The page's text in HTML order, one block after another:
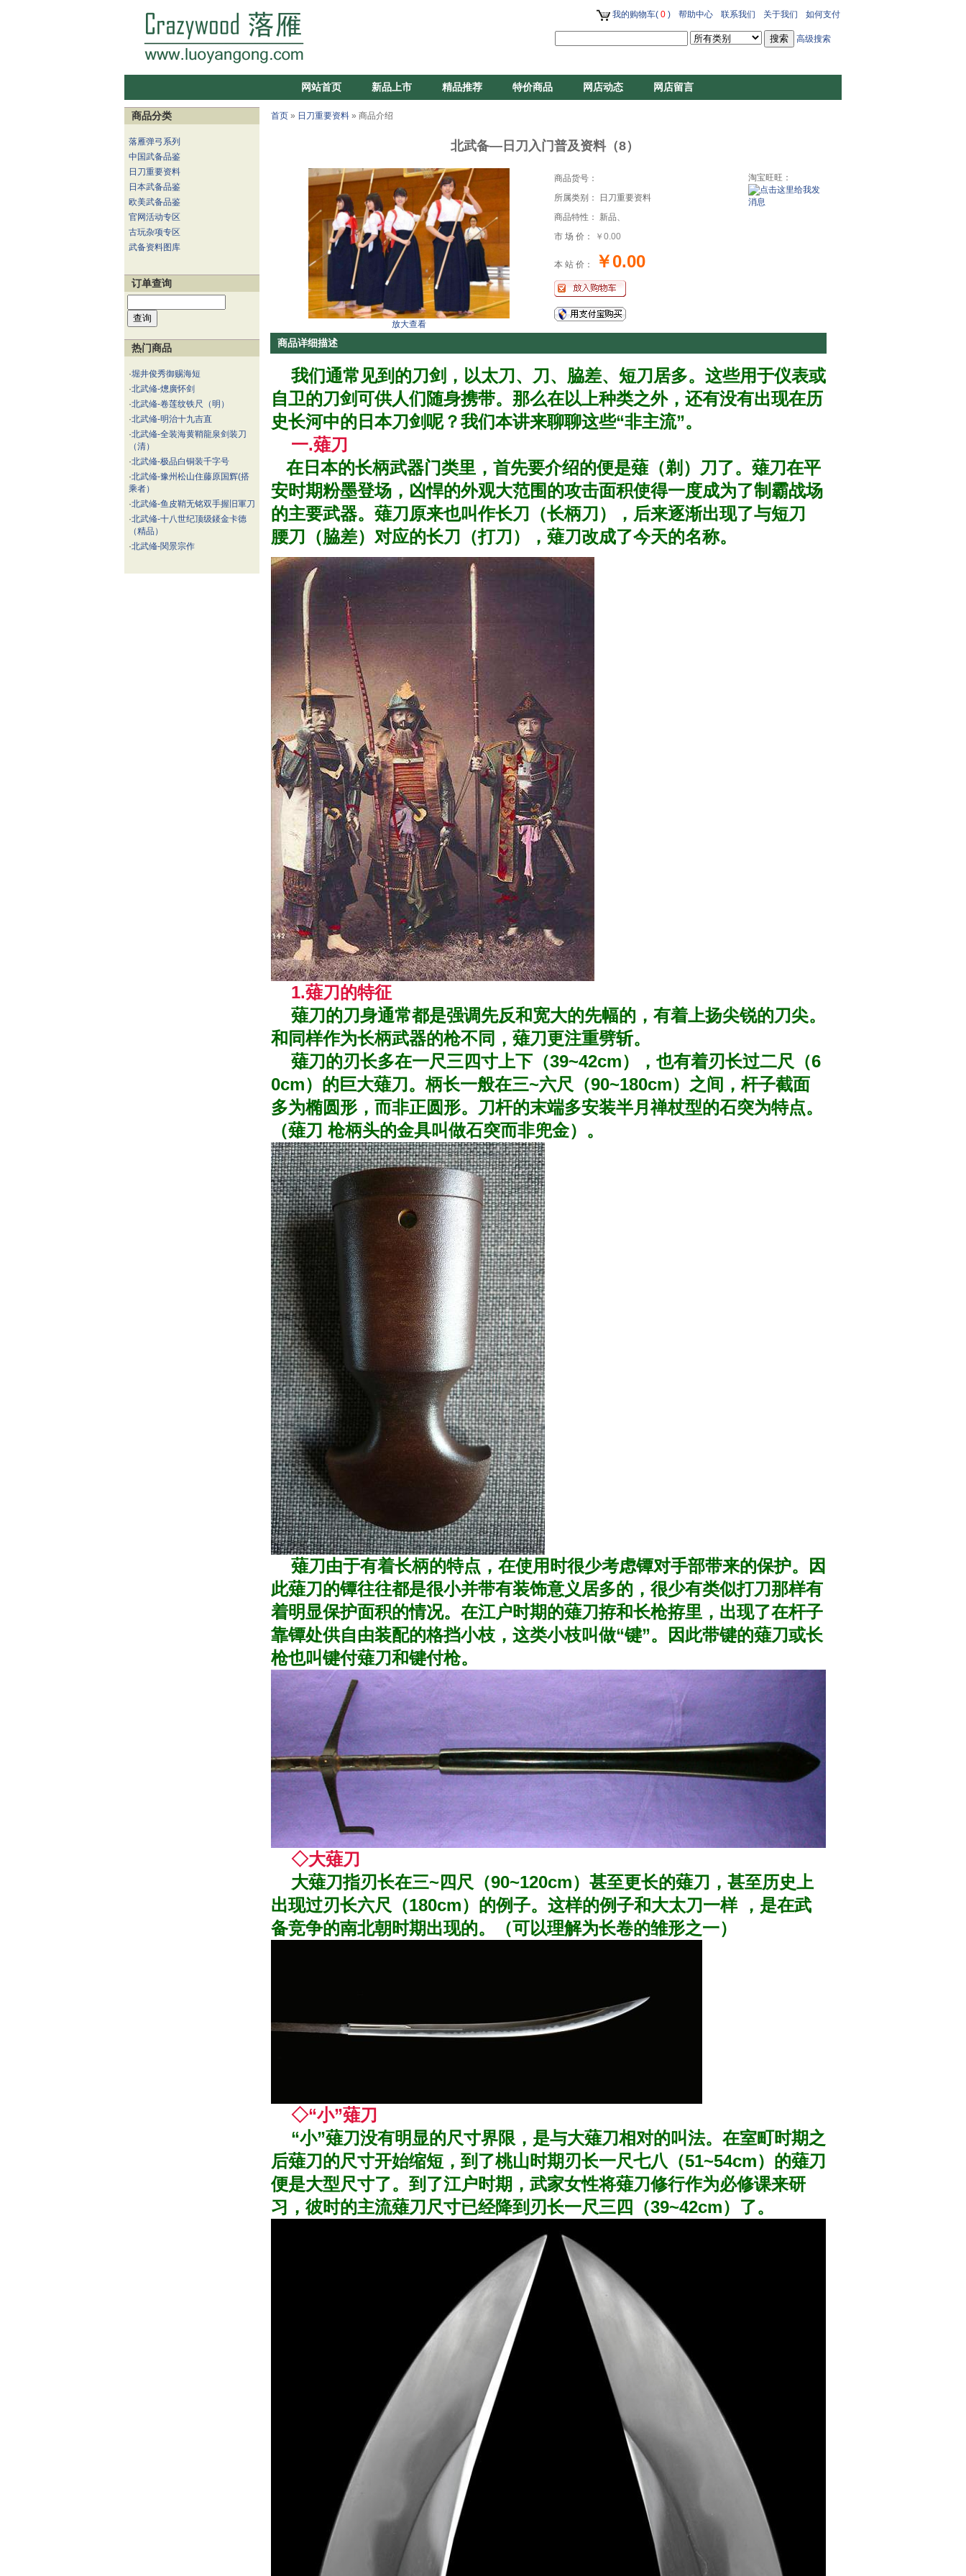
我的购物车( 0 ) 帮助中心 联系我们 关于我们 如何支付
高级搜索
网站首页 新品上市 精品推荐 特价商品 网店动态 网店留言
商品分类
落雁弹弓系列
中国武备品鉴
日刀重要资料
日本武备品鉴
欧美武备品鉴
官网活动专区
古玩杂项专区
武备资料图库
订单查询
热门商品
·堀井俊秀御赐海短
·北武偹-熜廣怀剑
·北武偹-卷莲纹铁尺（明）
·北武偹-明治十九吉直
·北武偹-全装海黄鞘龍泉剑装刀
（清）
·北武偹-极品白铜装千字号
·北武偹-豫州松山住藤原国辉(搭
乘者）
·北武偹-鱼皮鞘无铭双手握旧軍刀
·北武偹-十八世纪顶级錽金卡德
（精品）
·北武偹-関景宗作
首页 » 日刀重要资料 » 商品介绍
北武备—日刀入门普及资料（8）
放大查看
商品货号：
所属类别： 日刀重要资料
商品特性： 新品、
市 场 价：
￥0.00
本 站 价： ￥0.00
淘宝旺旺：
商品详细描述
我们通常见到的刀剑，以太刀、刀、脇差、短刀居多。这些用于仪表或
自卫的刀剑可供人们随身携带。那么在以上种类之外，还有没有出现在历
史长河中的日本刀剑呢？我们本讲来聊聊这些“非主流”。
一.薙刀
在日本的长柄武器门类里，首先要介绍的便是薙（剃）刀了。薙刀在平
安时期粉墨登场，凶悍的外观大范围的攻击面积使得一度成为了制霸战场
的主要武器。薙刀原来也叫作长刀（长柄刀），后来逐渐出现了与短刀
腰刀（脇差）对应的长刀（打刀），薙刀改成了今天的名称。
1.薙刀的特征
薙刀的刀身通常都是强调先反和宽大的先幅的，有着上扬尖锐的刀尖。
和同样作为长柄武器的枪不同，薙刀更注重劈斩。
薙刀的刃长多在一尺三四寸上下（39~42cm），也有着刃长过二尺（6
0cm）的巨大薙刀。柄长一般在三~六尺（90~180cm）之间，杆子截面
多为椭圆形，而非正圆形。刀杆的末端多安装半月禅杖型的石突为特点。
（薙刀 枪柄头的金具叫做石突而非兜金）。
薙刀由于有着长柄的特点，在使用时很少考虑镡对手部带来的保护。因
此薙刀的镡往往都是很小并带有装饰意义居多的，很少有类似打刀那样有
着明显保护面积的情况。在江户时期的薙刀拵和长枪拵里，出现了在杆子
靠镡处供自由装配的格挡小枝，这类小枝叫做“键”。因此带键的薙刀或长
枪也叫键付薙刀和键付枪。
◇大薙刀
大薙刀指刃长在三~四尺（90~120cm）甚至更长的薙刀，甚至历史上
出现过刃长六尺（180cm）的例子。这样的例子和大太刀一样 ，是在武
备竞争的南北朝时期出现的。（可以理解为长卷的雏形之一）
◇“小”薙刀
“小”薙刀没有明显的尺寸界限，是与大薙刀相对的叫法。在室町时期之
后薙刀的尺寸开始缩短，到了桃山时期刃长一尺七八（51~54cm）的薙刀
便是大型尺寸了。到了江户时期，武家女性将薙刀修行作为必修课来研
习，彼时的主流薙刀尺寸已经降到刃长一尺三四（39~42cm）了。